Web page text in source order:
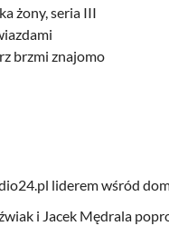
żony, seria III
brzmi znajomo
liderem wśród
i Jacek Mędrala